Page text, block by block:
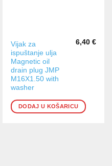
Vijak za
ispuštanje ulja
Magnetic oil
drain plug JMP
M16X1.50 with
washer
6,40 €
DODAJ U KOŠARICU